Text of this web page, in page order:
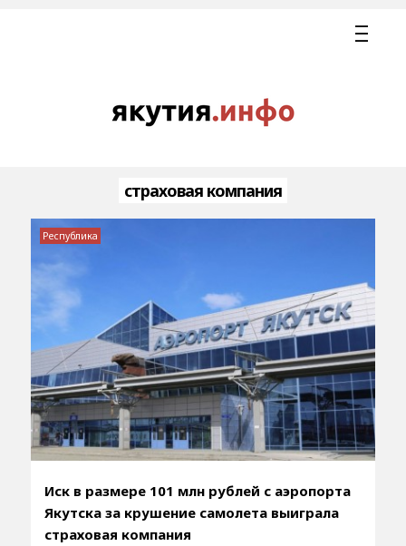
страховая компания
Иск в размере 101 млн рублей с аэропорта
Якутска за крушение самолета выиграла
страховая компания
Республика